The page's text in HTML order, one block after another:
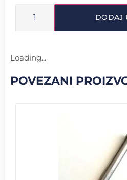
DODAJ
Loading...
POVEZANI